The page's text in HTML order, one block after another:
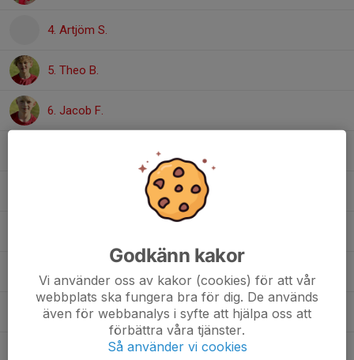
4. Artjöm S.
5. Theo B.
6. Jacob F.
14. Emil S.
20. Cornelis B.
Godkänn kakor
Vi använder oss av kakor (cookies) för att vår
webbplats ska fungera bra för dig. De används
även för webbanalys i syfte att hjälpa oss att
förbättra våra tjänster.
Så använder vi cookies